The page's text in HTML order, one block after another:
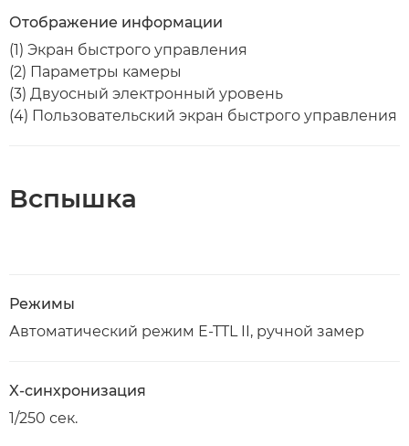
Отображение информации
(1) Экран быстрого управления
(2) Параметры камеры
(3) Двуосный электронный уровень
(4) Пользовательский экран быстрого управления
Вспышка
Режимы
Автоматический режим E-TTL II, ручной замер
X-синхронизация
1/250 сек.